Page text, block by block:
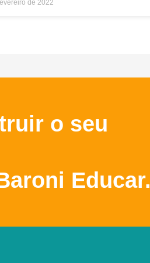
de 2022
o seu
Educar.